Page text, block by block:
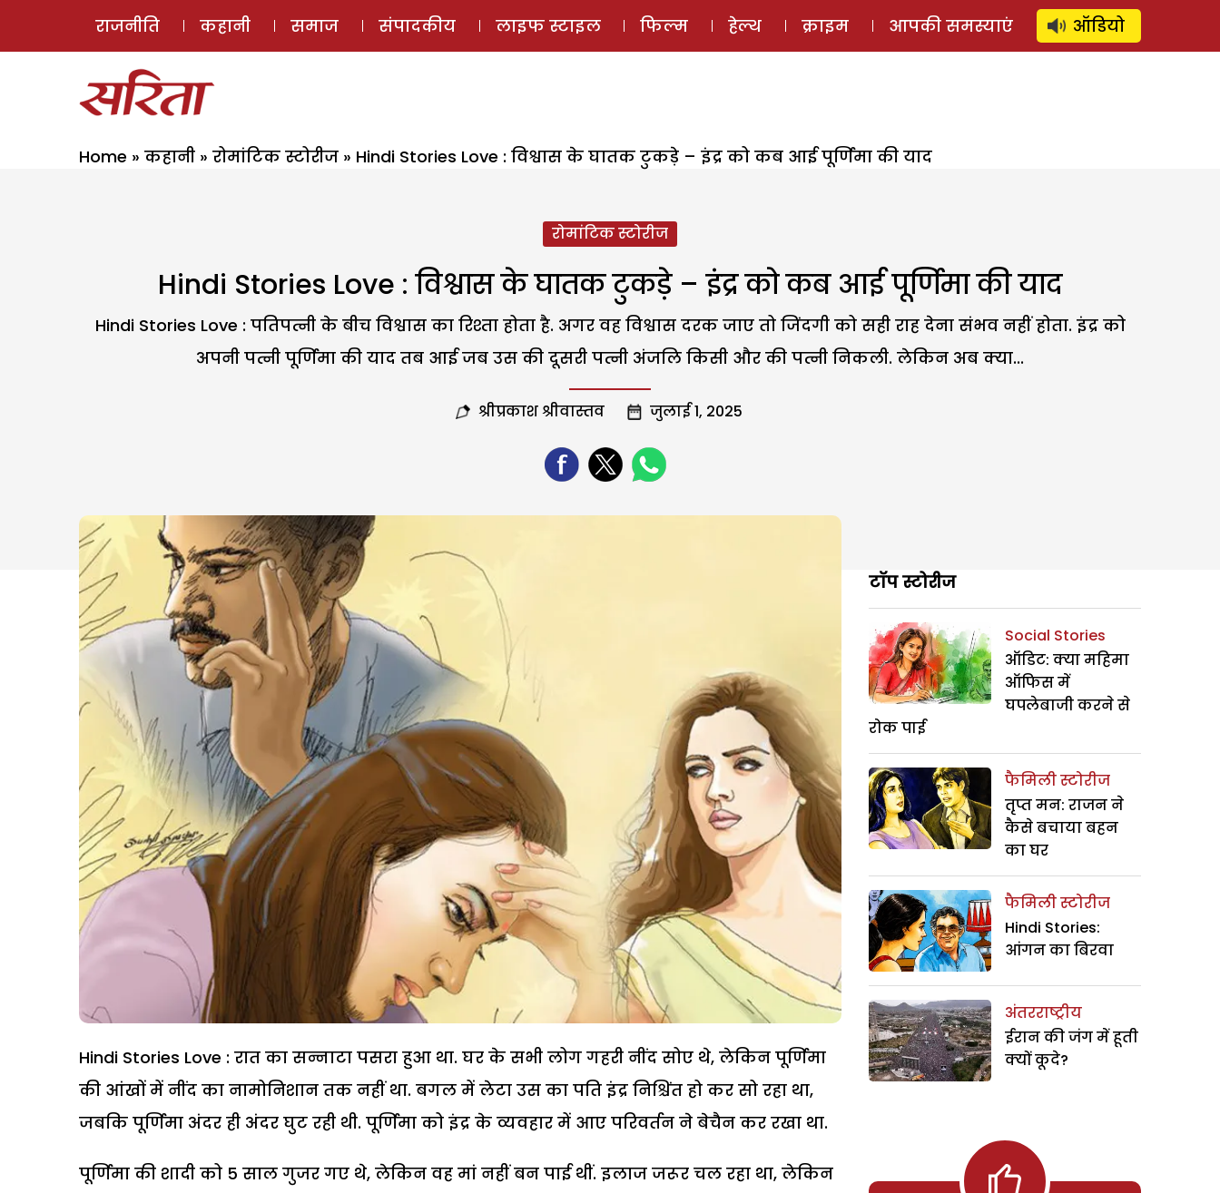
ई-मैगज़ीन ऑडियो स्टोरी लॉग इन ⚲ SUBSCRIBE
राजनीति कहानी समाज संपादकीय लाइफ स्टाइल फिल्म हेल्थ क्राइम आपकी समस्याएं ऑडियो
Home » कहानी » रोमांटिक स्टोरीज » Hindi Stories Love : विश्वास के घातक टुकड़े – इंद्र को कब आई पूर्णिमा की याद
रोमांटिक स्टोरीज
Hindi Stories Love : विश्वास के घातक टुकड़े – इंद्र को कब आई पूर्णिमा की याद
Hindi Stories Love : पतिपत्नी के बीच विश्वास का रिश्ता होता है. अगर वह विश्वास दरक जाए तो जिंदगी को सही राह देना संभव नहीं होता. इंद्र को
अपनी पत्नी पूर्णिमा की याद तब आई जब उस की दूसरी पत्नी अंजलि किसी और की पत्नी निकली. लेकिन अब क्या...
श्रीप्रकाश श्रीवास्तव जुलाई 1, 2025
Hindi Stories Love : रात का सन्नाटा पसरा हुआ था. घर के सभी लोग गहरी नींद सोए थे, लेकिन पूर्णिमा
की आंखों में नींद का नामोनिशान तक नहीं था. बगल में लेटा उस का पति इंद्र निश्चिंत हो कर सो रहा था,
जबकि पूर्णिमा अंदर ही अंदर घुट रही थी. पूर्णिमा को इंद्र के व्यवहार में आए परिवर्तन ने बेचैन कर रखा था.
पूर्णिमा की शादी को 5 साल गुजर गए थे, लेकिन वह मां नहीं बन पाई थीं. इलाज जरूर चल रहा था, लेकिन
टॉप स्टोरीज
Social Stories
ऑडिट: क्या महिमा
ऑफिस में
घपलेबाजी करने से
रोक पाई
फैमिली स्टोरीज
तृप्त मन: राजन ने
कैसे बचाया बहन
का घर
फैमिली स्टोरीज
Hindi Stories:
आंगन का बिरवा
अंतरराष्ट्रीय
ईरान की जंग में हूती
क्यों कूदे?